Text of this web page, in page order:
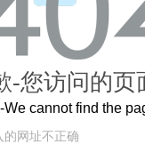
-您访问的页
We cannot find the
的网址不正确